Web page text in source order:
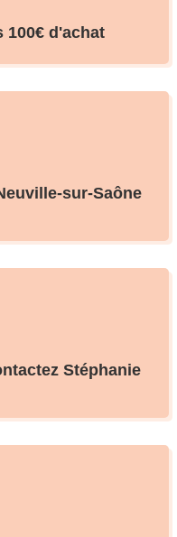
100€ d'achat
sur-Saône
Stéphanie